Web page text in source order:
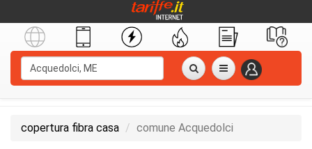
copertura fibra casa comune Acquedolci